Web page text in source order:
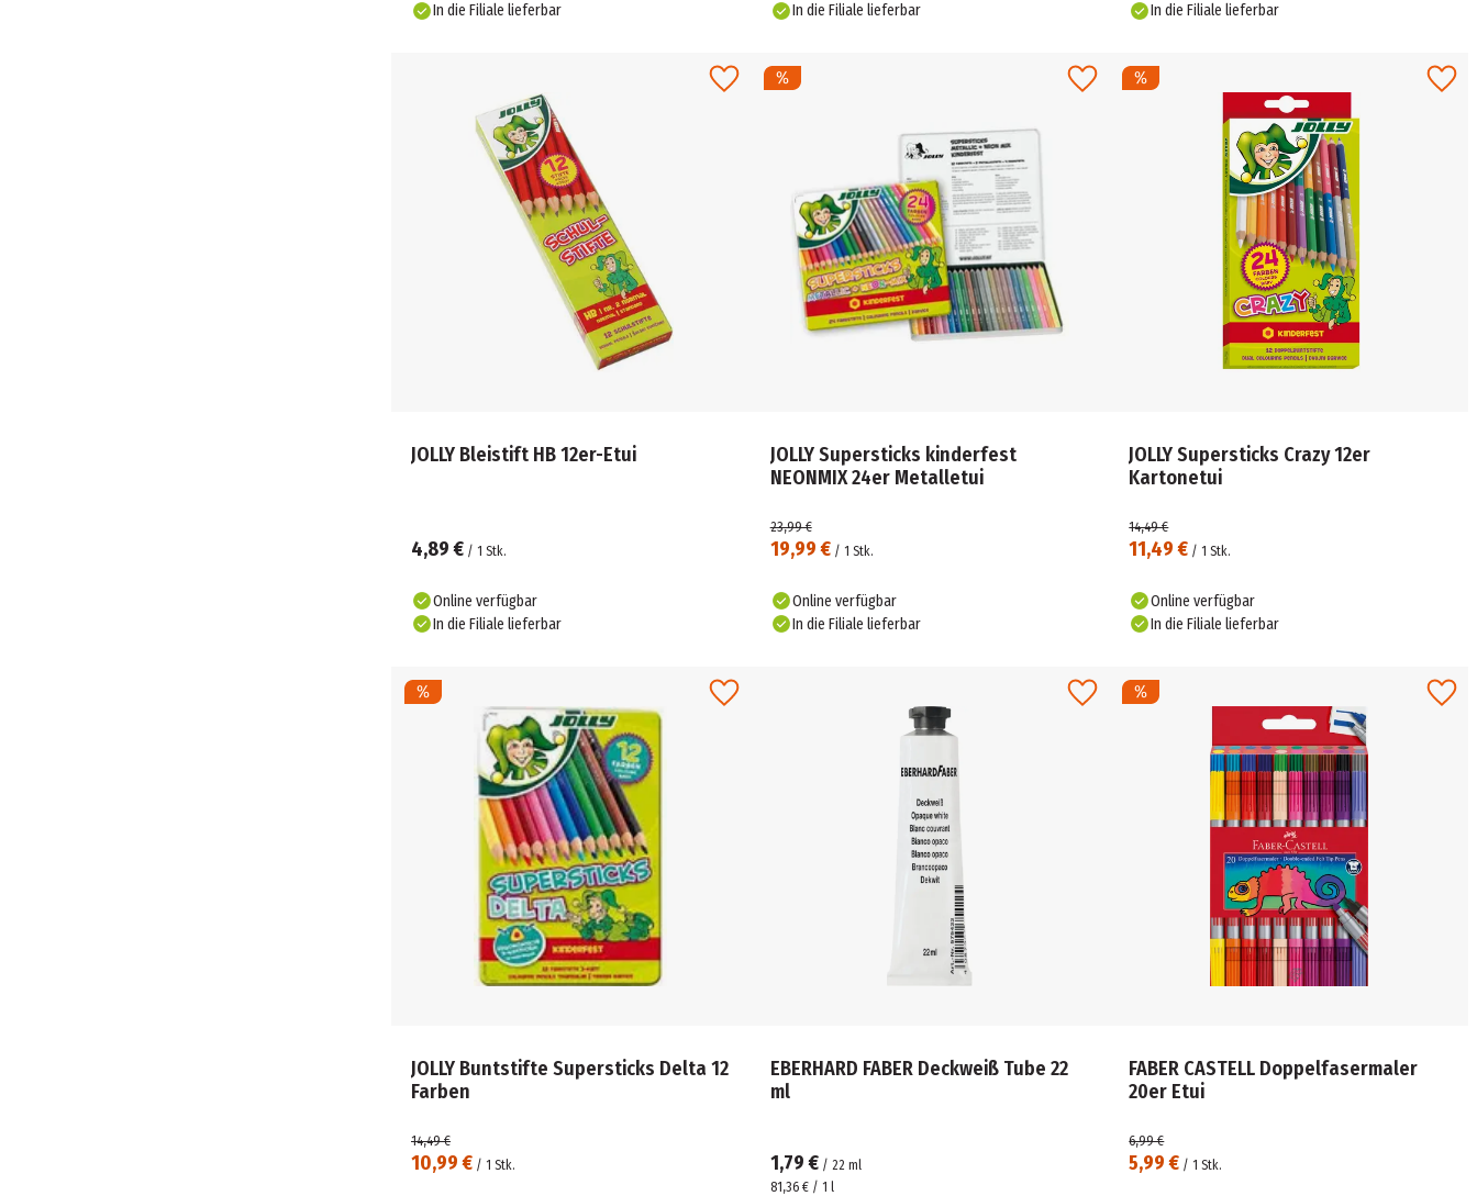
In die Filiale lieferbar
In die Filiale lieferbar
In die Filiale lieferbar
JOLLY Bleistift HB 12er-Etui
4,89 € / 1 Stk.
Online verfügbar
In die Filiale lieferbar
JOLLY Supersticks kinderfest
NEONMIX 24er Metalletui
19,99 €/ 1 Stk.
23,99 €
Online verfügbar
In die Filiale lieferbar
JOLLY Supersticks Crazy 12er
Kartonetui
11,49 € / 1 Stk.
14,49 €
Online verfügbar
In die Filiale lieferbar
JOLLY Buntstifte Supersticks Delta 12
Farben
10,99 € / 1 Stk.
14,49 €
EBERHARD FABER Deckweiß Tube 22
ml
1,79 €/ 22 ml
81,36 € / 1 l
FABER CASTELL Doppelfasermaler
20er Etui
5,99 € / 1 Stk.
6,99 €